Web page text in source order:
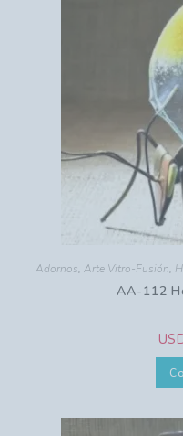
Adornos, Arte Vitro-Fusión,
AA-112